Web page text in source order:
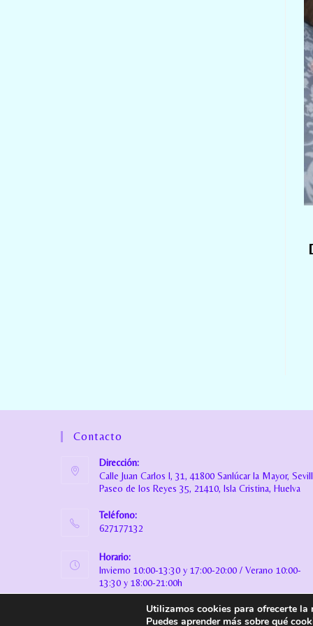
Contacto
Dirección:
Calle Juan Carlos I, 31, 41800 Sanlúcar la Mayor,
Paseo de los Reyes 35, 21410, Isla Cristina, Huelva
Teléfono:
627177132
Horario:
Invierno 10:00-13:30 y 17:00-20:00 / Verano 10:00-
13:30 y 18:00-21:00h
info@danielamiranda.es
Utilizamos cookies para ofrecerte la
Puedes aprender más sobre qué